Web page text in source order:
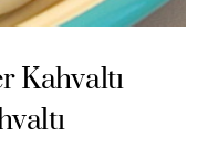
Kahvaltı